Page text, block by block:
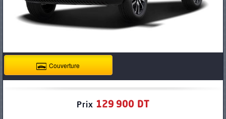
Couverture
Prix 129 900 DT